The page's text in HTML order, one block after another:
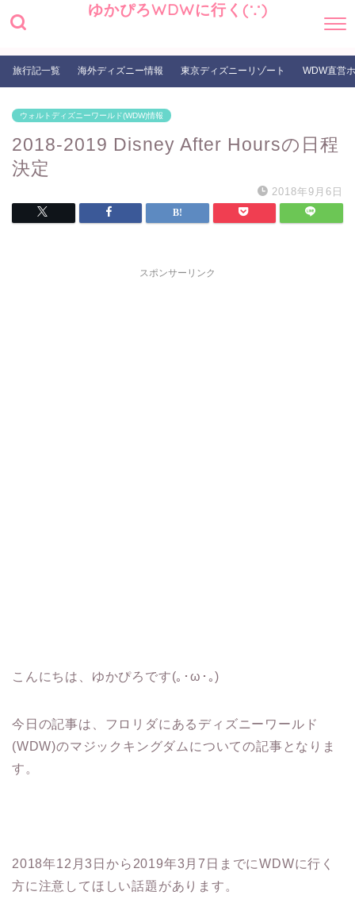
ゆかぴろWDWに行く(∵)
旅行記一覧 海外ディズニー情報 東京ディズニーリゾート WDW直営
ウォルトディズニーワールド(WDW)情報
2018-2019 Disney After Hoursの日程
決定
2018年9月6日
スポンサーリンク
こんにちは、ゆかぴろです(｡･ω･｡)
今日の記事は、フロリダにあるディズニーワールド
(WDW)のマジックキングダムについての記事となりま
す。
2018年12月3日から2019年3月7日までにWDWに行く
方に注意してほしい話題があります。